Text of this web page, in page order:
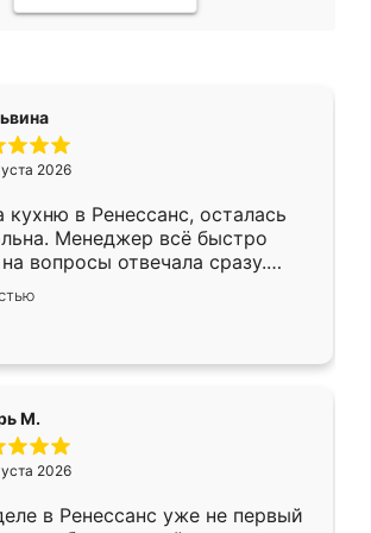
2026
кухню в Ренессанс, осталась
Менеджер всё быстро
вопросы отвечала сразу.
в субботу, подошёл к
ответственностью. Собрали
работали аккуратно, даже
М.
2026
в Ренессанс уже не первый